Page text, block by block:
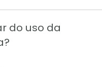
do uso da